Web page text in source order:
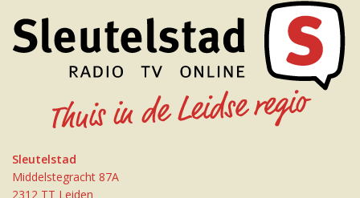
Sleutelstad
Middelstegracht 87A
2312 TT Leiden